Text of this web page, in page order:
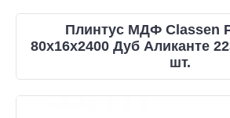
Плинтус МДФ Classen
80x16x2400 Дуб Аликанте
шт.